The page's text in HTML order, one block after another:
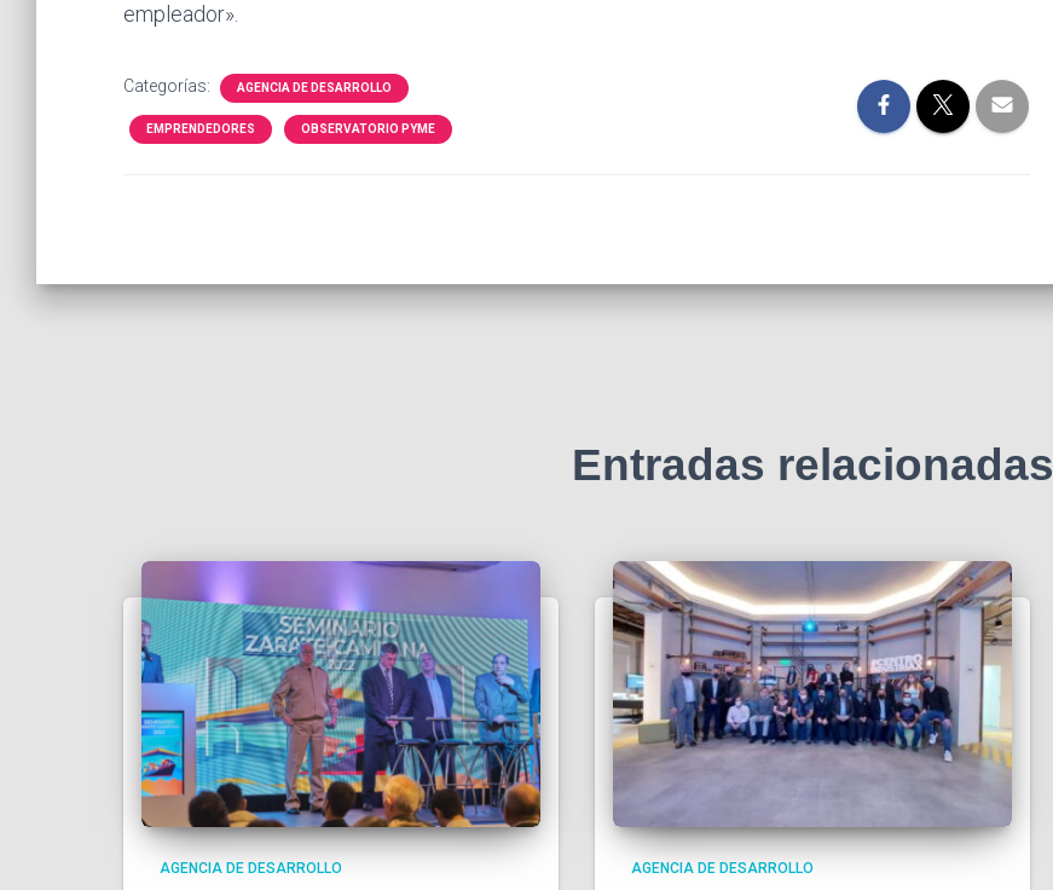
empleador».
Categorías: AGENCIA DE DESARROLLO
EMPRENDEDORES OBSERVATORIO PYME
Entradas relacionadas
AGENCIA DE DESARROLLO AGENCIA DE DESARROLLO